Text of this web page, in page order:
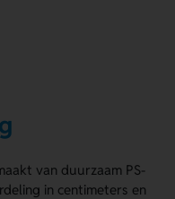
van duurzaam PS-
in centimeters en